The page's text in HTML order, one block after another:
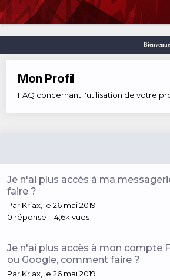
Bienvenue
Mon Profil
FAQ concernant l'utilisation de votre
Je n'ai plus accès à ma
faire ?
Par Kriax, le 26 mai 2019
0 réponse 4,6kvues
Je n'ai plus accès à mon compte
ou Google, comment faire ?
Par Kriax, le 26 mai 2019